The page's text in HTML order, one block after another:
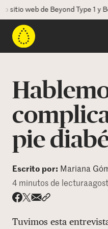
web de Beyond Type 1 y
Recursos
Programas
Quienes somos
pie
Escrito por: Mariana
4 minutos de lectura
Tuvimos esta